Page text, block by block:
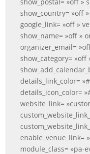
show_country= »off
google_link= »off »
show_name= »off »
organizer_email=
show_category= »off
details_link_color=
details_icon_color=
website_link=
enable_venue_link=
module_class= »pa-